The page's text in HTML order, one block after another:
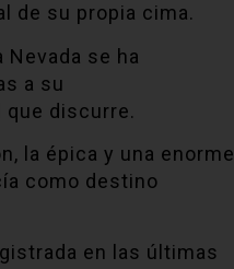
de su propia cima.
se ha
a su
discurre.
la épica y una enorme
como destino
en las últimas